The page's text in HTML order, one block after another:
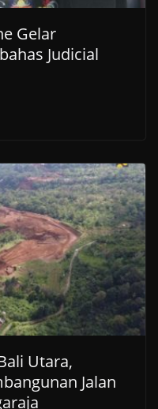
Gelar
Judicial
Utara,
Jalan